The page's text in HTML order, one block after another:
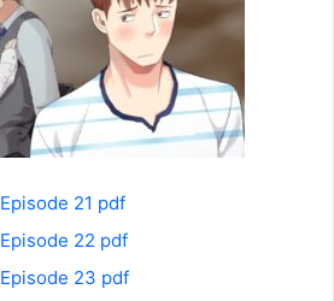
Episode 21 pdf
Episode 22 pdf
Episode 23 pdf